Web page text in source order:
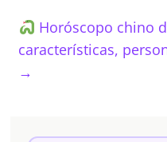
Horóscopo chino
características,
→